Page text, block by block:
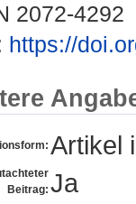
2072-4292
https://
Artikel
Beitrag: Ja